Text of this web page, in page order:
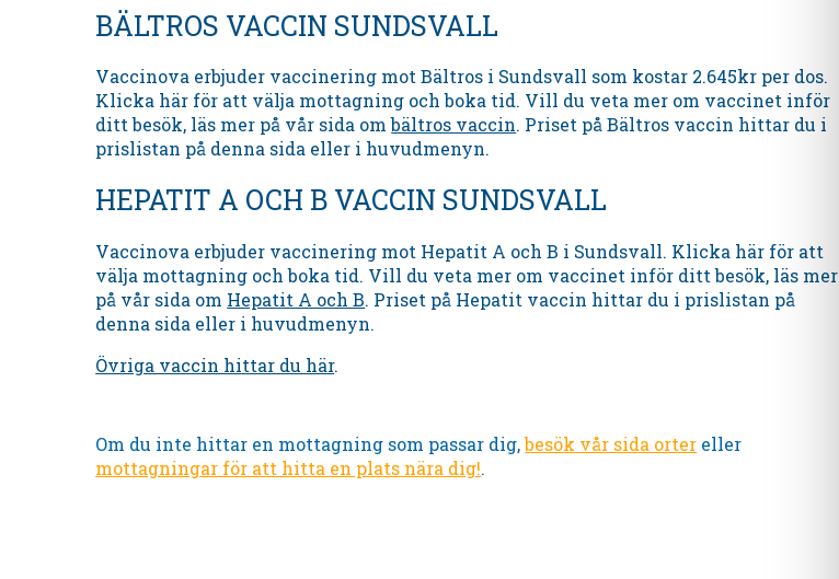
BÄLTROS VACCIN SUNDSVALL
Vaccinova erbjuder vaccinering mot Bältros i Sundsvall som kostar 2.645kr per dos.
Klicka här för att välja mottagning och boka tid. Vill du veta mer om vaccinet inför
ditt besök, läs mer på vår sida ombältros vaccin. Priset på Bältros vaccin hittar du i
prislistan på denna sida eller i huvudmenyn.
HEPATIT A OCH B VACCIN SUNDSVALL
Vaccinova erbjuder vaccinering mot Hepatit A och B i Sundsvall. Klicka här för att
välja mottagning och boka tid. Vill du veta mer om vaccinet inför ditt besök, läs mer
på vår sida om Hepatit A och B. Priset på Hepatit vaccin hittar du i prislistan på
denna sida eller i huvudmenyn.
Övriga vaccin hittar du här.
Om du inte hittar en mottagning som passar dig,besök vår sida orter eller
mottagningar för att hitta en plats nära dig!.